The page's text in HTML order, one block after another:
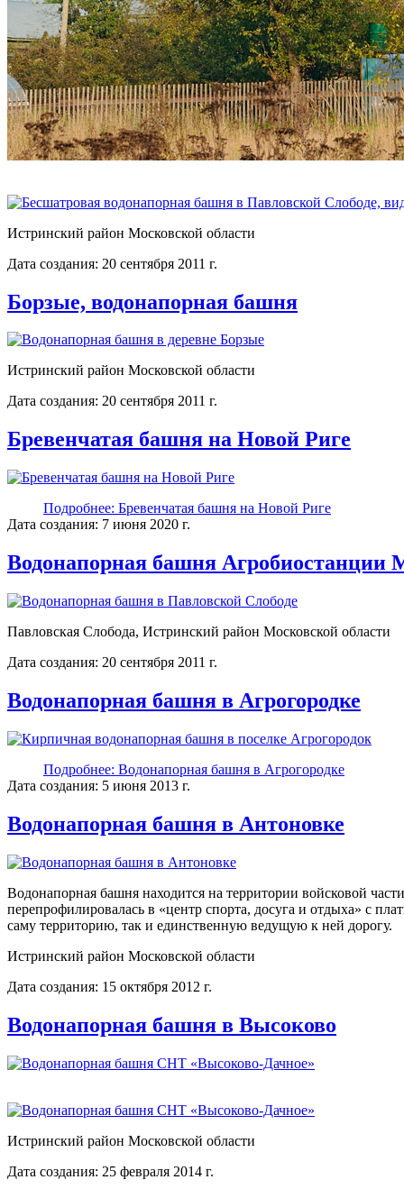
Истринский район Московской области
Дата создания: 20 сентября 2011 г.
Борзые, водонапорная башня
Истринский район Московской области
Дата создания: 20 сентября 2011 г.
Бревенчатая башня на Новой Риге
Подробнее: Бревенчатая башня на Новой Риге
Дата создания: 7 июня 2020 г.
Водонапорная башня
Павловская Слобода, Истринский район Московской области
Дата создания: 20 сентября 2011 г.
Водонапорная башня в Агрогородке
Подробнее: Водонапорная башня в Агрогородке
Дата создания: 5 июня 2013 г.
Водонапорная башня в Антоновке
Водонапорная башня находится на территории войсковой
перепрофилировалась в «центр спорта, досуга и отдыха» с
саму территорию, так и единственную ведущую к ней дорогу.
Истринский район Московской области
Дата создания: 15 октября 2012 г.
Водонапорная башня в Высоково
Истринский район Московской области
Дата создания: 25 февраля 2014 г.